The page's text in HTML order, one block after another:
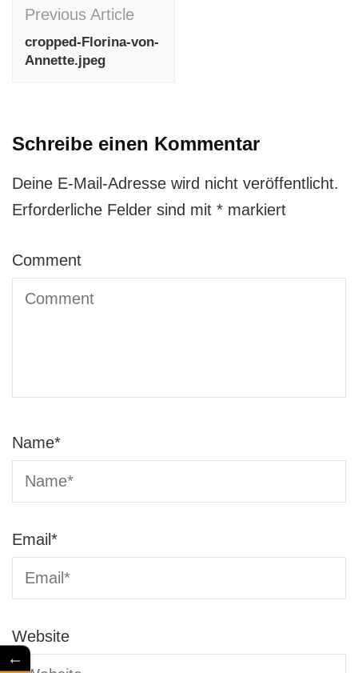
Navigation
Previous Article
cropped-Florina-von-
Annette.jpeg
Schreibe einen Kommentar
Deine E-Mail-Adresse wird nicht veröffentlicht.
Erforderliche Felder sind mit * markiert
Comment
Name*
Email*
Website
←